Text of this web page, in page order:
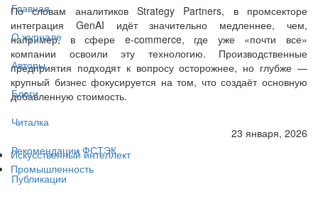
Главная
О журнале
Авторы
Блоги
Читалка
Рекомендации ФСТЭК
Публикации
По словам аналитиков Strategy Partners, в промсекторе
интеграция GenAI идёт значительно медленнее, чем,
например, в сфере e-commerce, где уже «почти все»
компании освоили эту технологию. Производственные
предприятия подходят к вопросу осторожнее, но глубже —
крупный бизнес фокусируется на том, что создаёт основную
добавленную стоимость.
23 января, 2026
Искусственный интеллект
Промышленность